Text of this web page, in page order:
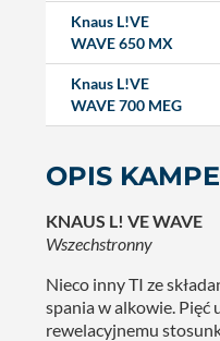
Knaus L!VE
WAVE 650 MX
Knaus L!VE
WAVE 700 MEG
OPIS
KNAUS L! VE WAVE
Wszechstronny
Nieco inny TI ze
spania w alkowie. Pięć
rewelacyjnemu